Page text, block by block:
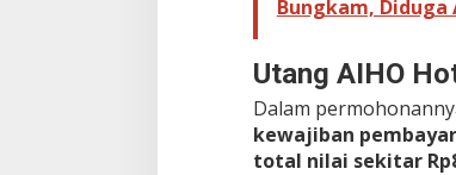
g
a
i
n
y
Bungkam, Diduga
Utang AIHO
Dalam
kewajiban
total nilai sekitar